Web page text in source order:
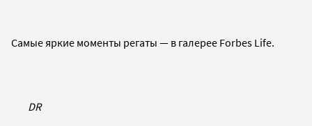
Самые яркие моменты регаты — в галерее Forbes Life.
DR